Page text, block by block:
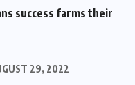
success farms their
29, 2022